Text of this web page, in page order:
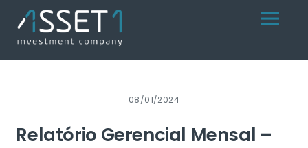
content
Menu
08/01/2024
Relatório Gerencial Mensal –